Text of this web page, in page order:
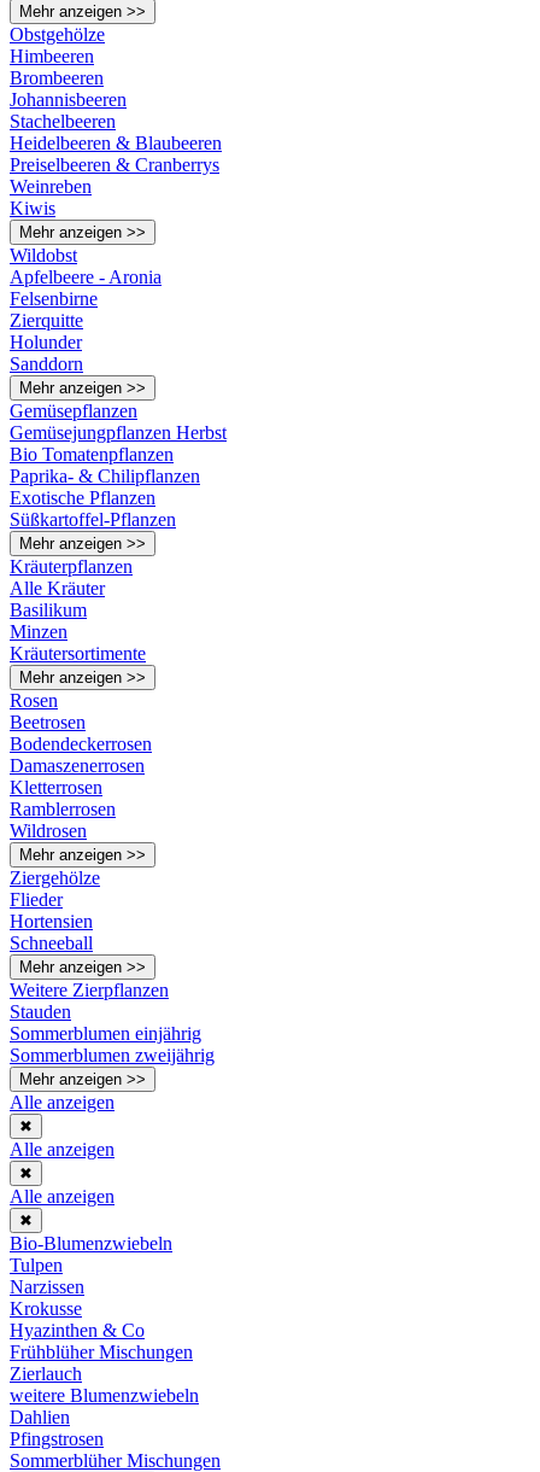
Mehr anzeigen >>
Obstgehölze
Himbeeren
Brombeeren
Johannisbeeren
Stachelbeeren
Heidelbeeren & Blaubeeren
Preiselbeeren & Cranberrys
Weinreben
Kiwis
Mehr anzeigen >>
Wildobst
Apfelbeere - Aronia
Felsenbirne
Zierquitte
Holunder
Sanddorn
Mehr anzeigen >>
Gemüsepflanzen
Gemüsejungpflanzen Herbst
Bio Tomatenpflanzen
Paprika- & Chilipflanzen
Exotische Pflanzen
Süßkartoffel-Pflanzen
Mehr anzeigen >>
Kräuterpflanzen
Alle Kräuter
Basilikum
Minzen
Kräutersortimente
Mehr anzeigen >>
Rosen
Beetrosen
Bodendeckerrosen
Damaszenerrosen
Kletterrosen
Ramblerrosen
Wildrosen
Mehr anzeigen >>
Ziergehölze
Flieder
Hortensien
Schneeball
Mehr anzeigen >>
Weitere Zierpflanzen
Stauden
Sommerblumen einjährig
Sommerblumen zweijährig
Mehr anzeigen >>
Alle anzeigen
✖
Alle anzeigen
✖
Alle anzeigen
✖
Bio-Blumenzwiebeln
Tulpen
Narzissen
Krokusse
Hyazinthen & Co
Frühblüher Mischungen
Zierlauch
weitere Blumenzwiebeln
Dahlien
Pfingstrosen
Sommerblüher Mischungen